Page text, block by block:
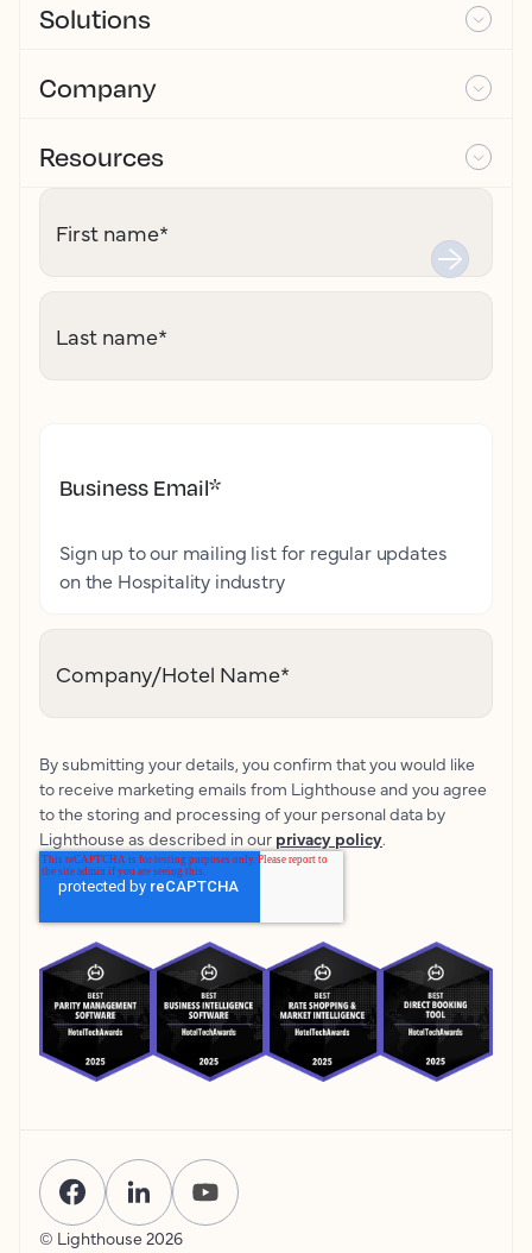
Solutions
Company
Resources
First name*
Last name*
Business Email*
Sign up to our mailing list for regular updates
on the Hospitality industry
Company/Hotel Name*
By submitting your details, you confirm that you would like
to receive marketing emails from Lighthouse and you agree
to the storing and processing of your personal data by
Lighthouse as described in our privacy policy.
© Lighthouse 2026